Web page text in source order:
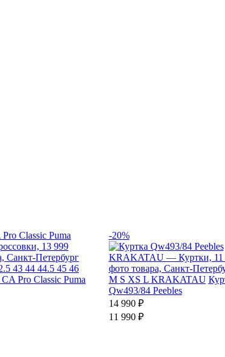
43 44 44.5 45 46
Pro Classic Puma
-20%
M S XS L KRAKATAU
Qw493/84 Peebles
14 990 ₽
11 990 ₽